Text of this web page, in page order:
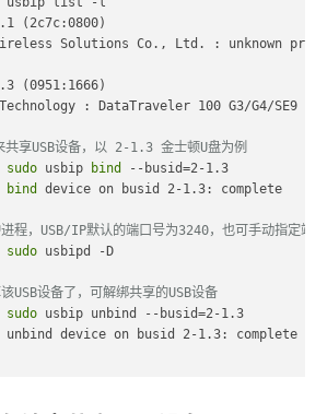
(2c7c:0800)
Solutions Co., Ltd. : unknown
(0951:1666)
: DataTraveler 100 G3/G4/SE9
享USB设备，以 2-1.3 金士顿U盘为例
sudo usbip bind
--busid=2-1.3
bind device on busid 2-1.3: complete
进程，USB/IP默认的端口号为3240，也可手动指
sudo usbipd -D
USB设备了，可解绑共享的USB设备
sudo usbip unbind --busid=2-1.3
device on busid 2-1.3: complete